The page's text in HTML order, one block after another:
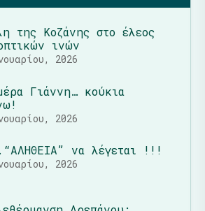
της Κοζάνης στο έλεος
ινών
2026
Γιάννη… κούκια
2026
να λέγεται !!!
2026